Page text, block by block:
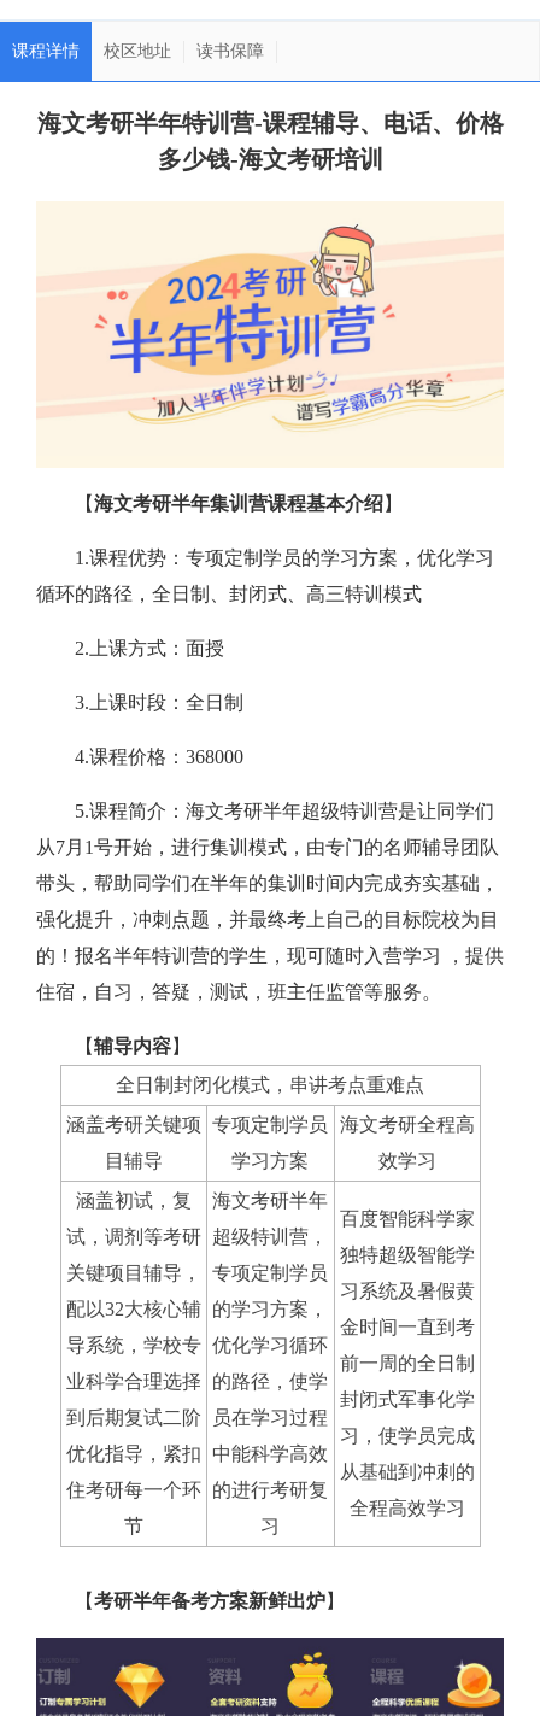
课程详情 校区地址 读书保障
海文考研半年特训营-课程辅导、电话、价格
多少钱-海文考研培训
【海文考研半年集训营课程基本介绍】
1.课程优势：专项定制学员的学习方案，优化学习
循环的路径，全日制、封闭式、高三特训模式
2.上课方式：面授
3.上课时段：全日制
4.课程价格：368000
5.课程简介：海文考研半年超级特训营是让同学们
从7月1号开始，进行集训模式，由专门的名师辅导团队
带头，帮助同学们在半年的集训时间内完成夯实基础，
强化提升，冲刺点题，并最终考上自己的目标院校为目
的！报名半年特训营的学生，现可随时入营学习 ，提供
住宿，自习，答疑，测试，班主任监管等服务。
【辅导内容】
全日制封闭化模式，串讲考点重难点
涵盖考研关键项
目辅导
专项定制学员
学习方案
海文考研全程高
效学习
涵盖初试，复
试，调剂等考研
关键项目辅导，
配以32大核心辅
导系统，学校专
业科学合理选择
到后期复试二阶
优化指导，紧扣
住考研每一个环
节
海文考研半年
超级特训营，
专项定制学员
的学习方案，
优化学习循环
的路径，使学
员在学习过程
中能科学高效
的进行考研复
习
百度智能科学家
独特超级智能学
习系统及暑假黄
金时间一直到考
前一周的全日制
封闭式军事化学
习，使学员完成
从基础到冲刺的
全程高效学习
【考研半年备考方案新鲜出炉】